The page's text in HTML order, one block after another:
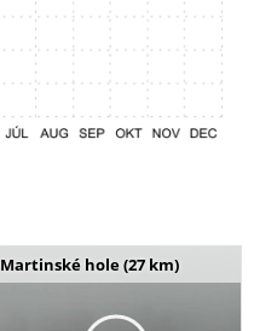
Martinské hole (27 km)